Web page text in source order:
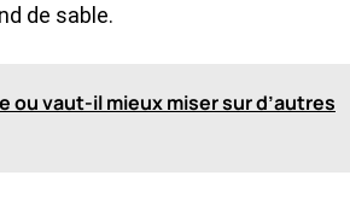
de sable.
ou vaut-il mieux miser sur d’autres